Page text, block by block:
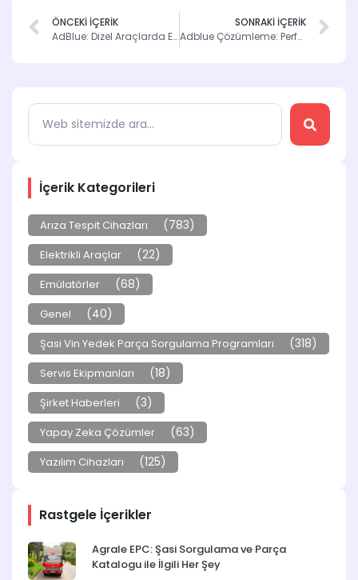
İçerik Kategorileri
Arıza Tespit Cihazları (783)
Elektrikli Araçlar (22)
Emülatörler (68)
Genel (40)
Şasi Vin Yedek Parça Sorgulama Programları (318)
Servis Ekipmanları (18)
Şirket Haberleri (3)
Yapay Zeka Çözümler (63)
Yazılım Cihazları (125)
Rastgele İçerikler
Agrale EPC: Şasi Sorgulama ve Parça
Katalogu ile İlgili Her Şey
ÖNCEKİ İÇERİK
AdBlue: Dizel Araçlarda Emisyon Kontrolünün Önemi
SONRAKİ İÇERİK
Adblue Çözümleme: Performansı Artırmanın Yolu